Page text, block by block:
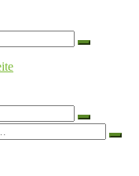
Suche
Suche
Suche